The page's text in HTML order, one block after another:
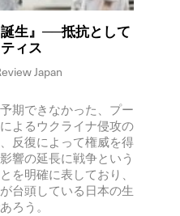
誕生』──抵抗として
ィス
Japan
期できなかった、プー
よるウクライナ侵攻の
反復によって権威を得
響の延長に戦争という
を明確に表しており、
台頭している日本の生
ろう。